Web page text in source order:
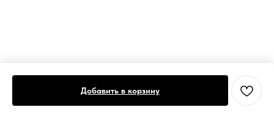
Добавить в корзину